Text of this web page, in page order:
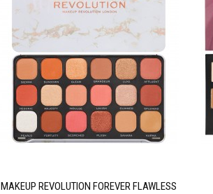
MAKEUP REVOLUTION FOREVER FLAWLESS